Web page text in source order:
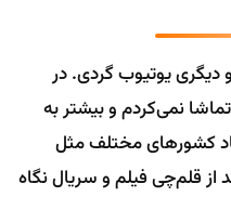
یوتیوب گردی. در
نمی‌کردم و بیشتر به
کشورهای مختلف مثل
قلم‌چی فیلم و سریال نگاه